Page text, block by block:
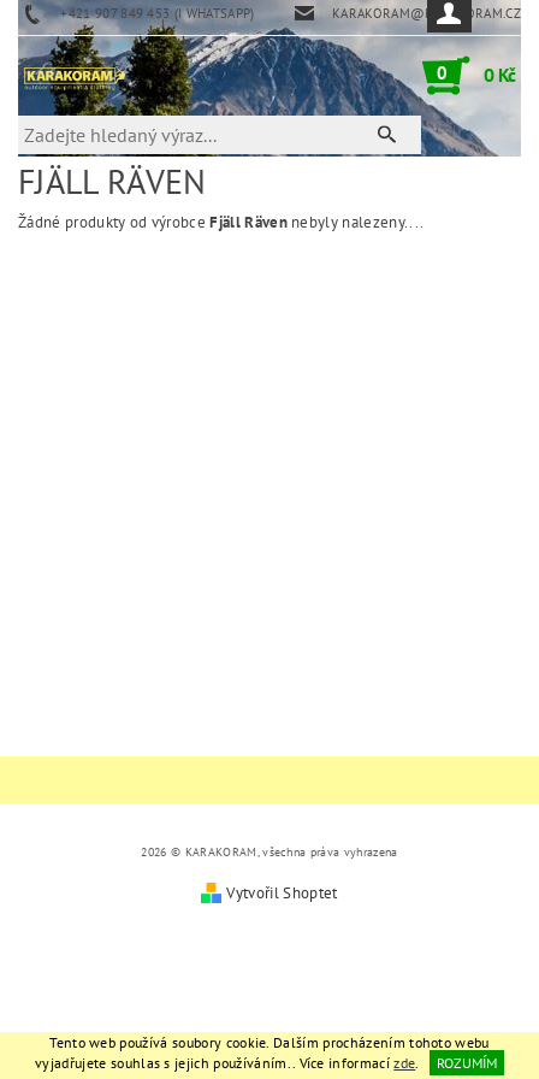
+421 907 849 453 (I WHATSAPP) KARAKORAM@KARAKORAM.CZ
0 0 Kč
FJÄLL RÄVEN
Žádné produkty od výrobceFjäll Rävennebyly nalezeny....
2026 © KARAKORAM, všechna práva vyhrazena
Vytvořil Shoptet
Tento web používá soubory cookie. Dalším procházením tohoto webu
vyjadřujete souhlas s jejich používáním.. Více informacízde. ROZUMÍM